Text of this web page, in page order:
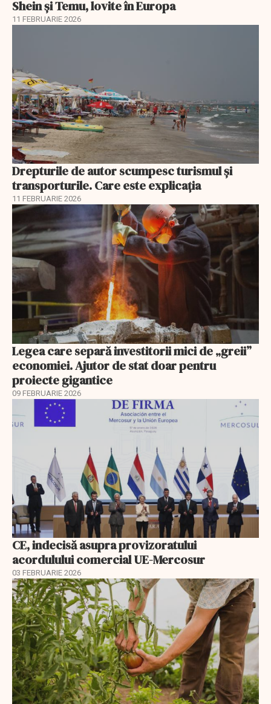
Shein și Temu, lovite în Europa
11 FEBRUARIE 2026
Drepturile de autor scumpesc turismul și
transporturile. Care este explicația
11 FEBRUARIE 2026
Legea care separă investitorii mici de „greii”
economiei. Ajutor de stat doar pentru
proiecte gigantice
09 FEBRUARIE 2026
CE, indecisă asupra provizoratului
acordulului comercial UE-Mercosur
03 FEBRUARIE 2026